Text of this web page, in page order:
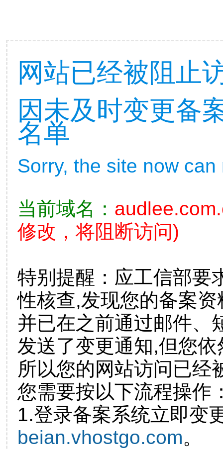
网站已经被阻止
因未及时变更备
名单
Sorry, the site now
当前域名：
修改，将阻断访问)
特别提醒：应工信部要
性核查,发现您的备案资
并已在之前通过邮件、
发送了变更通知,但您
所以您的网站访问已经
您需要按以下流程操作
1.登录备案系统立即变
beian.vhostgo.com。